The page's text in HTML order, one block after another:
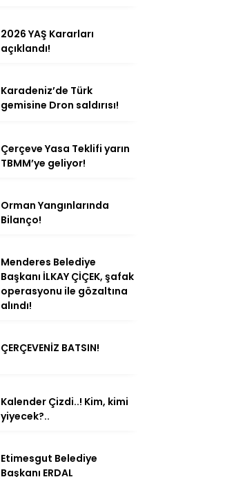
2026 YAŞ Kararları
açıklandı!
Karadeniz’de Türk
gemisine Dron saldırısı!
Çerçeve Yasa Teklifi yarın
TBMM’ye geliyor!
Orman Yangınlarında
Bilanço!
Menderes Belediye
Başkanı İLKAY ÇİÇEK, şafak
operasyonu ile gözaltına
alındı!
ÇERÇEVENİZ BATSIN!
Kalender Çizdi..! Kim, kimi
yiyecek?..
Etimesgut Belediye
Başkanı ERDAL